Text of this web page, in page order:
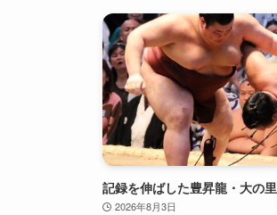
記録を伸ばした豊昇龍・大の里
2026年8月3日